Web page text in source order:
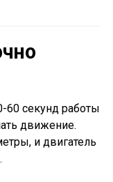
секунд работы
движение.
и двигатель